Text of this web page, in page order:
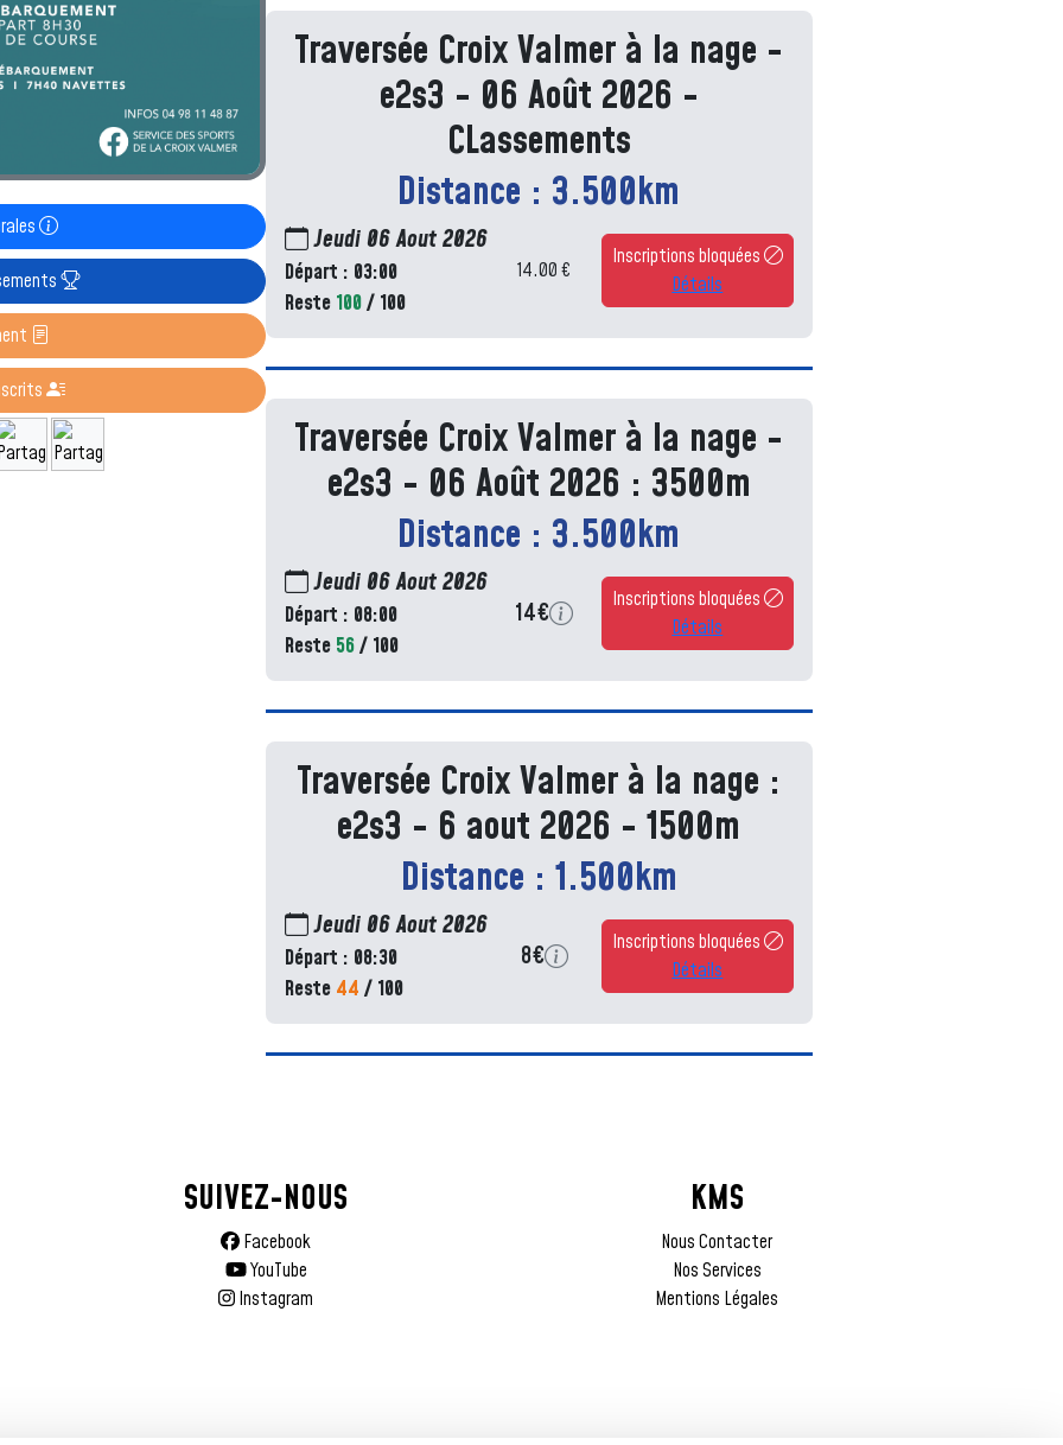
Traversée Croix Valmer à la nage -
e2s3 - 06 Août 2026 -
CLassements
Distance : 3.500km
Jeudi 06 Aout 2026
Départ : 03:00
Reste 100/ 100
14.00 €
Inscriptions bloquées
Détails
Traversée Croix Valmer à la nage -
e2s3 - 06 Août 2026 : 3500m
Distance : 3.500km
Jeudi 06 Aout 2026
Départ : 08:00
Reste 56/ 100
14€
Inscriptions bloquées
Détails
Traversée Croix Valmer à la nage :
e2s3 - 6 aout 2026 - 1500m
Distance : 1.500km
Jeudi 06 Aout 2026
Départ : 08:30
Reste 44 / 100
8€
Inscriptions bloquées
Détails
SUIVEZ-NOUS
Facebook
YouTube
Instagram
KMS
Nous Contacter
Nos Services
Mentions Légales